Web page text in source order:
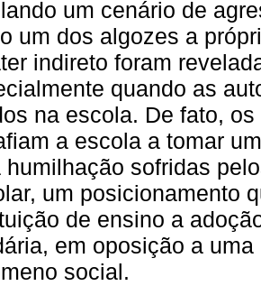
um cenário de
um dos algozes a
indireto foram
quando as
na escola. De fato,
a escola a tomar
humilhação sofridas
um posicionamento
de ensino a
em oposição a
social.